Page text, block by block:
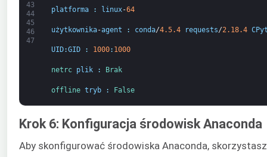
43
44
45
46
47
platforma : linux-64
użytkownika-agent : conda/4.5.4 requests/2.18.4
UID:GID : 1000: 1000
netrc plik : Brak
offline tryb : False
Krok 6: Konfiguracja środowisk Anaconda
Aby skonfigurować środowiska Anaconda,